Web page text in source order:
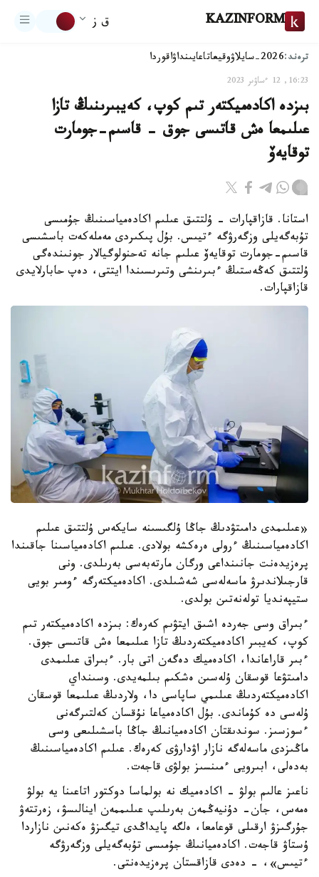
KAZINFORM ق ز
ترەند:2026-سايلاۋ وقيعاتاعايىنداۋاقوردا
16:23, 12 ءساۋىر 2023
بىزدە اكادەميكتەر تىم كوپ، كەيبىرىنىڭ تازا
عىلىمعا ەش قاتىسى جوق - قاسىم-جومارت
توقايەۆ
استانا. قازاقپارات - ۇلتتىق عىلىم اكادەمياسىنىڭ جۇمىسى
تۇبەگەيلى وزگەرۋگە ءتيىس. بۇل پىكىردى مەملەكەت باسشىسى
قاسىم-جومارت توقايەۆ عىلىم جانە تەحنولوگيالار جونىندەگى
ۇلتتىق كەڭەستىڭ ءبىرىنشى وتىرىسىندا ايتتى، دەپ حابارلايدى
قازاقپارات.
«عىلىمدى دامىتۋدىڭ جاڭا ۇلگىسىنە سايكەس ۇلتتىق عىلىم
اكادەمياسىنىڭ ءرولى ەرەكشە بولادى. عىلىم اكادەمياسىنا جاقىندا
پرەزيدەنت جانىنداعى ورگان مارتەبەسى بەرىلدى. ونى
قارجىلاندىرۋ ماسەلەسى شەشىلدى. اكادەميكتەرگە ءومىر بويى
ستيپەنديا تولەنەتىن بولدى.
ءبىراق وسى جەردە اشىق ايتۋىم كەرەك: بىزدە اكادەميكتەر تىم
كوپ، كەيبىر اكادەميكتەردىڭ تازا عىلىمعا ەش قاتىسى جوق.
ءبىر قاراعاندا، اكادەميك دەگەن اتى بار. ءبىراق عىلىمدى
دامىتۋعا قوسقان ۇلەسىن ەشكىم بىلمەيدى. وسىنداي
اكادەميكتەردىڭ عىلىمي ساپاسى دا، ولاردىڭ عىلىمعا قوسقان
ۇلەسى دە كۇماندى. بۇل اكادەمياعا نۇقسان كەلتىرگەنى
ءسوزسىز. سوندىقتان اكادەميانىڭ جاڭا باسشىلىعى وسى
ماڭىزدى ماسەلەگە نازار اۋدارۋى كەرەك. عىلىم اكادەمياسىنىڭ
بەدەلى، ابىرويى ءمىنسىز بولۋى قاجەت.
ناعىز عالىم بولۋ - اكادەميك نە بولماسا دوكتور اتاعىنا يە بولۋ
ەمەس، جان- دۇنيەڭمەن بەرىلىپ عىلىممەن اينالىسۋ، زەرتتەۋ
جۇرگىزۋ ارقىلى قوعامعا، ەلگە پايداڭدى تيگىزۋ ەكەنىن نازاردا
ۇستاۋ قاجەت. اكادەميانىڭ جۇمىسى تۇبەگەيلى وزگەرۋگە
ءتيىس»، - دەدى قازاقستان پرەزيدەنتى.